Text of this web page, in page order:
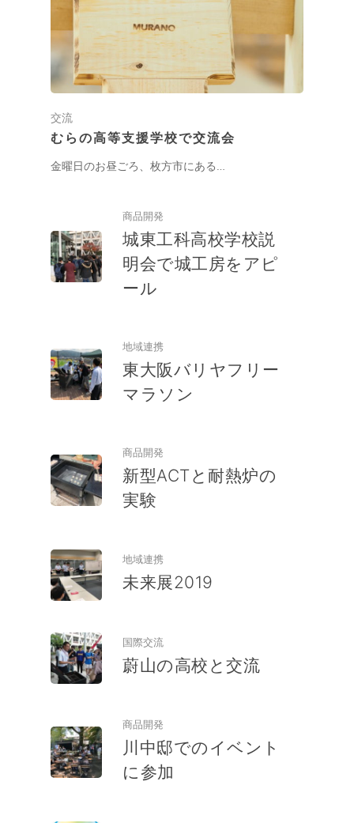
交流
むらの高等支援学校で交流会
金曜日のお昼ごろ、枚方市にある…
商品開発
城東工科高校学校説
明会で城工房をアピ
ール
地域連携
東大阪バリヤフリー
マラソン
商品開発
新型ACTと耐熱炉の
実験
地域連携
未来展2019
国際交流
蔚山の高校と交流
商品開発
川中邸でのイベント
に参加